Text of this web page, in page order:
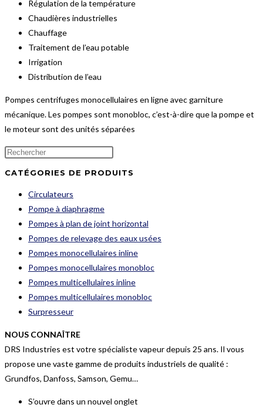
Régulation de la température
Chaudières industrielles
Chauffage
Traitement de l’eau potable
Irrigation
Distribution de l’eau
Pompes centrifuges monocellulaires en ligne avec garniture
mécanique. Les pompes sont monobloc, c’est-à-dire que la pompe et
le moteur sont des unités séparées
CATÉGORIES DE PRODUITS
Circulateurs
Pompe à diaphragme
Pompes à plan de joint horizontal
Pompes de relevage des eaux usées
Pompes monocellulaires inline
Pompes monocellulaires monobloc
Pompes multicellulaires inline
Pompes multicellulaires monobloc
Surpresseur
NOUS CONNAÎTRE
DRS Industries est votre spécialiste vapeur depuis 25 ans. Il vous
propose une vaste gamme de produits industriels de qualité :
Grundfos, Danfoss, Samson, Gemu…
S’ouvre dans un nouvel onglet